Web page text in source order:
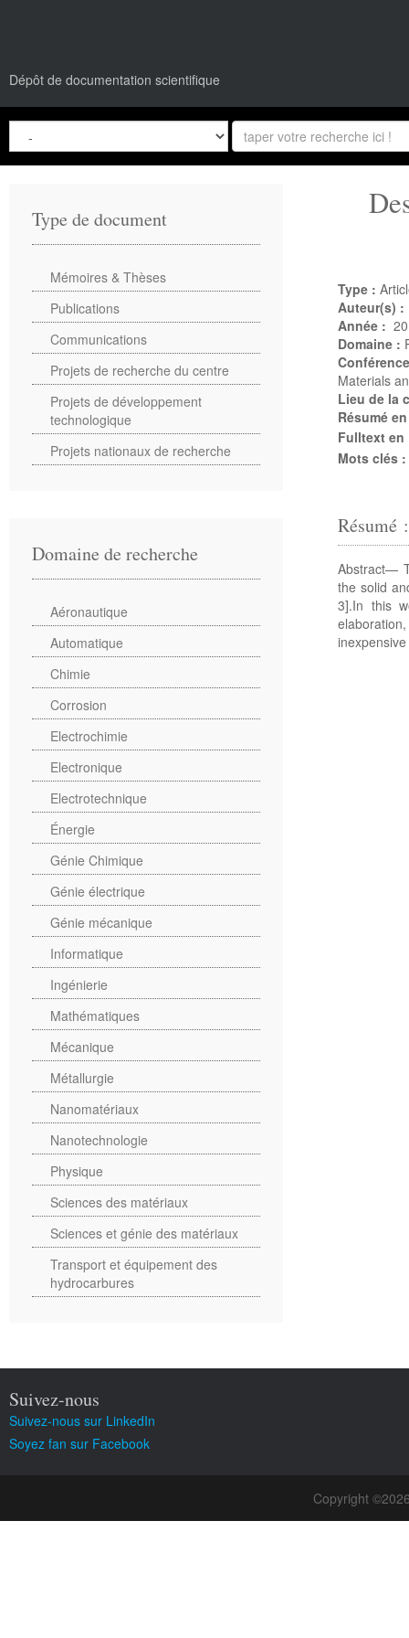
Dépôt de documentation scientifique
Type :
Auteur(s) :
Année :
Domaine :
Materials
Lieu de la
Résumé
Fulltext en
Mots clés :
Abstract—
the solid
3].In this
Type de document
Mémoires & Thèses
Publications
Communications
Projets de recherche du centre
Projets de développement
technologique
Projets nationaux de recherche
Domaine de recherche
Aéronautique
Automatique
Chimie
Corrosion
Electrochimie
Electronique
Electrotechnique
Énergie
Génie Chimique
Génie électrique
Génie mécanique
Informatique
Ingénierie
Mathématiques
Mécanique
Métallurgie
Nanomatériaux
Nanotechnologie
Physique
Sciences des matériaux
Sciences et génie des matériaux
Transport et équipement des
hydrocarbures
Suivez-nous
Suivez-nous sur LinkedIn
Soyez fan sur Facebook
Copyright